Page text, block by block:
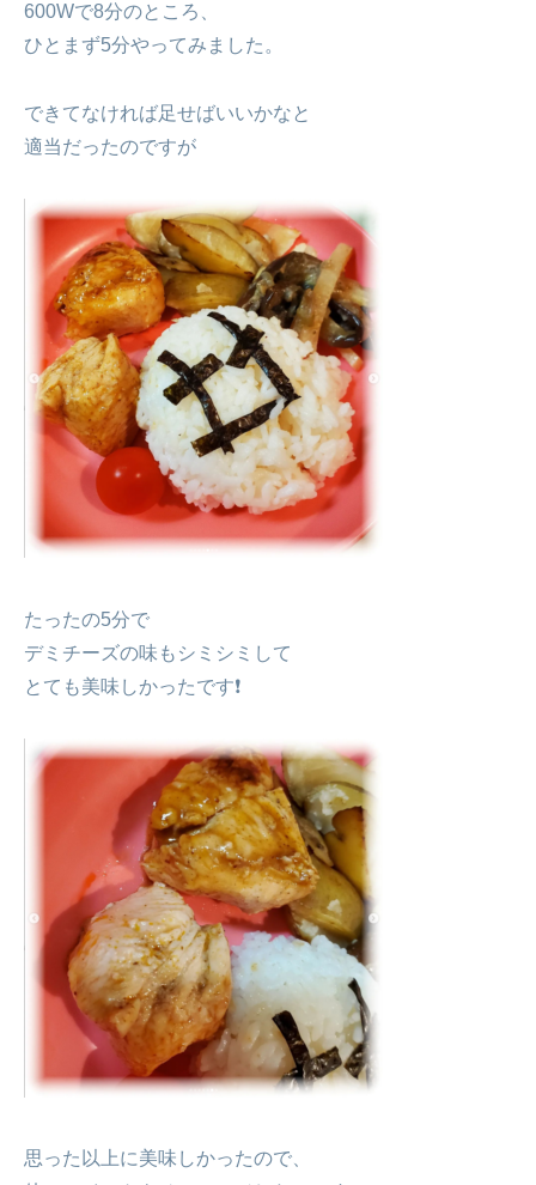
600Wで8分のところ、
ひとまず5分やってみました。
できてなければ足せばいいかなと
適当だったのですが
たったの5分で
デミチーズの味もシミシミして
とても美味しかったです❗
思った以上に美味しかったので、